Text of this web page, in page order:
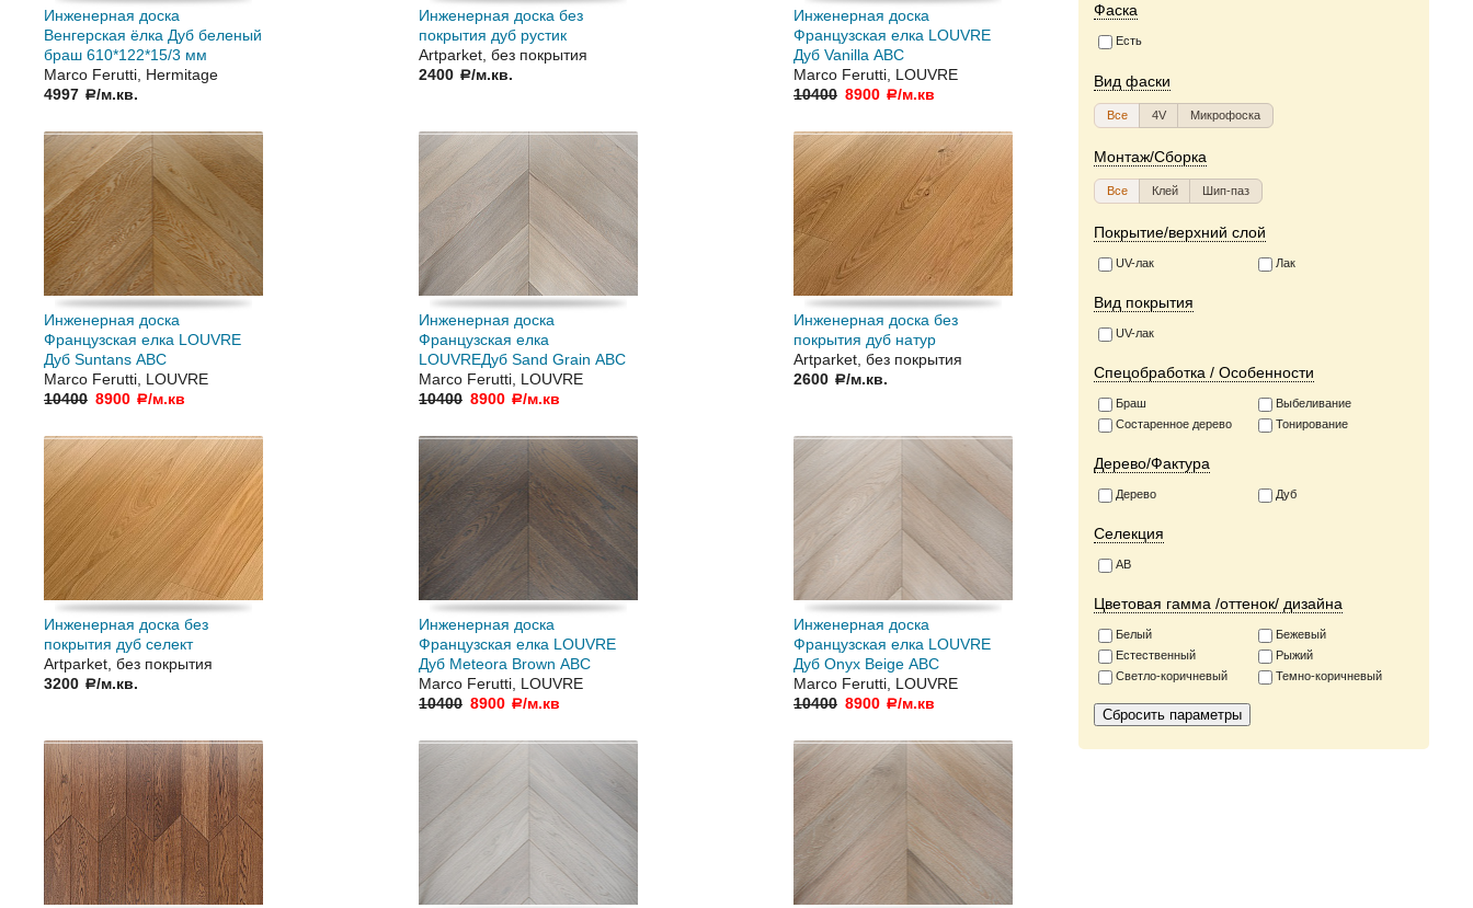
Фаска
Есть
Вид фаски
Все 4V Микрофоска
Монтаж/Сборка
Все Клей Шип-паз
Покрытие/верхний слой
UV-лак Лак
Вид покрытия
UV-лак
Спецобработка / Особенности
Браш
Выбеливание
Состаренное дерево
Тонирование
Дерево/Фактура
Дерево Дуб
Селекция
АВ
Цветовая гамма /оттенок/ дизайна
Белый
Бежевый
Естественный
Рыжий
Светло-коричневый
Темно-коричневый
Инженерная доска
Венгерская ёлка Дуб беленый
браш 610*122*15/3 мм
Marco Ferutti, Hermitage
4997 a/м.кв.
Инженерная доска без
покрытия дуб рустик
Artparket, без покрытия
2400 a/м.кв.
Инженерная доска
Французская елка LOUVRE
Дуб Vanilla АВС
Marco Ferutti, LOUVRE
10400 8900 a/м.кв
Инженерная доска
Французская елка LOUVRE
Дуб Suntans АВC
Marco Ferutti, LOUVRE
10400 8900 a/м.кв
Инженерная доска
Французская елка
LOUVREДуб Sand Grain АВC
Marco Ferutti, LOUVRE
10400 8900 a/м.кв
Инженерная доска без
покрытия дуб натур
Artparket, без покрытия
2600 a/м.кв.
Инженерная доска без
покрытия дуб селект
Artparket, без покрытия
3200 a/м.кв.
Инженерная доска
Французская елка LOUVRE
Дуб Meteora Brown АВC
Marco Ferutti, LOUVRE
10400 8900 a/м.кв
Инженерная доска
Французская елка LOUVRE
Дуб Onyx Beige АВC
Marco Ferutti, LOUVRE
10400 8900 a/м.кв